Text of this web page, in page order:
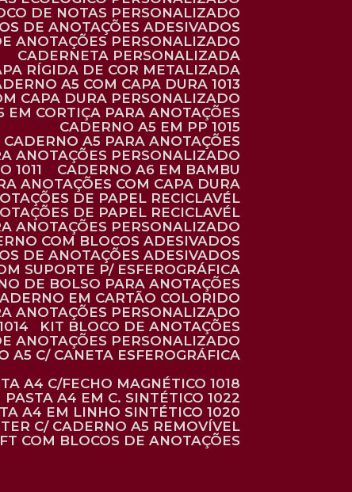
DE NOTAS PERSONALIZADO
DE ANOTAÇÕES ADESIVADOS
ANOTAÇÕES PERSONALIZADO
CADERNETA PERSONALIZADA
RÍGIDA DE COR METALIZADA
A5 COM CAPA DURA 1013
CAPA DURA PERSONALIZADO
EM CORTIÇA PARA ANOTAÇÕES
CADERNO A5 EM PP 1015
CADERNO A5 PARA ANOTAÇÕES
ANOTAÇÕES PERSONALIZADO
1011
CADERNO A6 EM BAMBU
ANOTAÇÕES COM CAPA DURA
DE PAPEL RECICLAVÉL
DE PAPEL RECICLAVÉL
ANOTAÇÕES PERSONALIZADO
COM BLOCOS ADESIVADOS
DE ANOTAÇÕES ADESIVADOS
SUPORTE P/ ESFEROGRÁFICA
DE BOLSO PARA ANOTAÇÕES
EM CARTÃO COLORIDO
ANOTAÇÕES PERSONALIZADO
KIT BLOCO DE ANOTAÇÕES
ANOTAÇÕES PERSONALIZADO
A5 C/ CANETA ESFEROGRÁFICA
A4 C/FECHO MAGNÉTICO 1018
PASTA A4 EM C. SINTÉTICO 1022
A4 EM LINHO SINTÉTICO 1020
C/ CADERNO A5 REMOVÍVEL
COM BLOCOS DE ANOTAÇÕES